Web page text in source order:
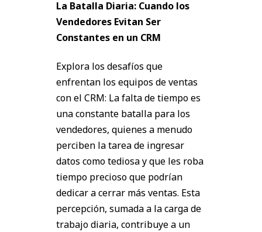
La Batalla Diaria: Cuando los
Vendedores Evitan Ser
Constantes en un CRM
Explora los desafíos que
enfrentan los equipos de ventas
con el CRM: La falta de tiempo es
una constante batalla para los
vendedores, quienes a menudo
perciben la tarea de ingresar
datos como tediosa y que les roba
tiempo precioso que podrían
dedicar a cerrar más ventas. Esta
percepción, sumada a la carga de
trabajo diaria, contribuye a un